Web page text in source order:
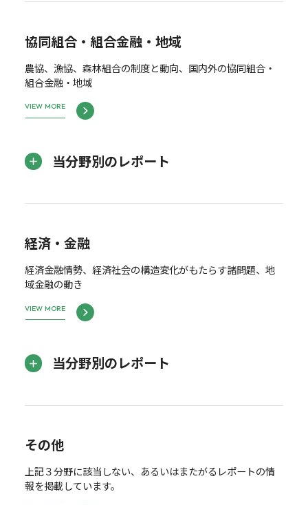
協同組合・組合金融・地域
農協、漁協、森林組合の制度と動向、国内外の協同組合・
組合金融・地域
VIEW MORE
当分野別のレポート
経済・金融
経済金融情勢、経済社会の構造変化がもたらす諸問題、地
域金融の動き
VIEW MORE
当分野別のレポート
その他
上記３分野に該当しない、あるいはまたがるレポートの情
報を掲載しています。